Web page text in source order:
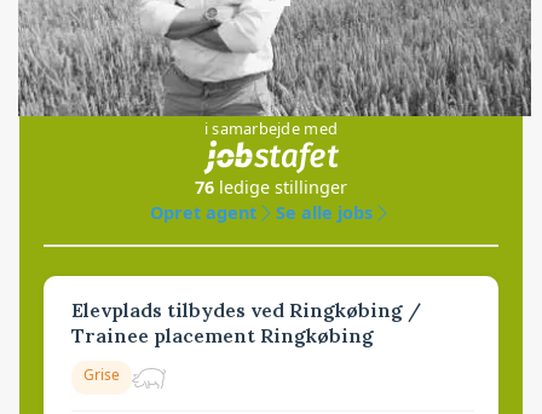
Jobs
i samarbejde med
76 ledige stillinger
Opret agent
Se alle jobs
Elevplads tilbydes ved Ringkøbing /
Trainee placement Ringkøbing
Grise